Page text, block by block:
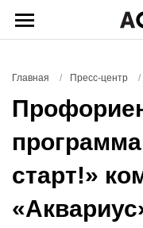
Главная / Пресс-центр /
старт!»